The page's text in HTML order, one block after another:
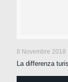
8 Novembre 2018
La differenza